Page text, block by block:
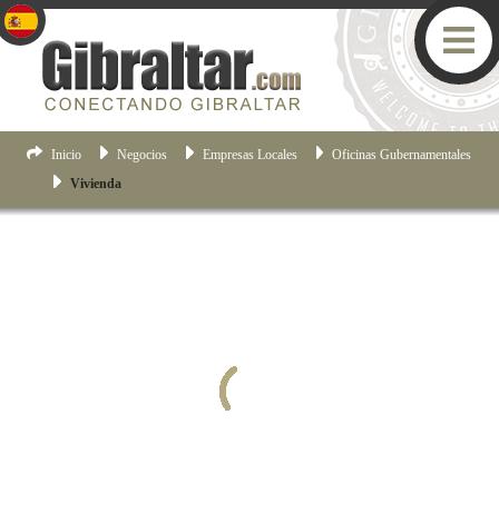
Inicio Negocios Empresas Locales
Oficinas Gubernamentales
Vivienda